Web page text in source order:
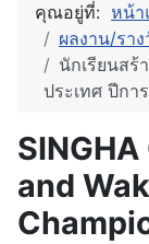
คุณอยู่ที่: หน้า
ผลงาน/รา
นักเรียนสร้
ประเทศ ปีกา
and